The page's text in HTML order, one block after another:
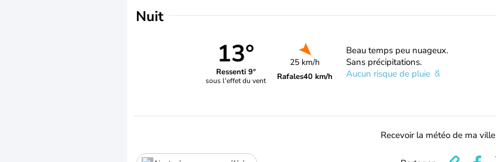
Nuit
13°
Ressenti 9°
sous l'effet du vent
25 km/h
Rafales40 km/h
Beau temps peu nuageux.
Sans précipitations.
Aucun risque de pluie
Recevoir la météo de ma ville